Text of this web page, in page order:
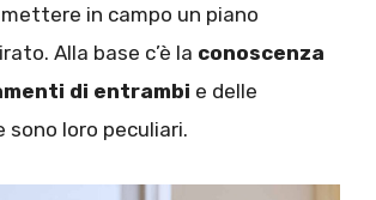
in campo un piano
Alla base c’è la conoscenza
di entrambi e delle
loro peculiari.